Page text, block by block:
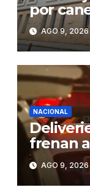
por
AGO 9, 2026
NACIONAL
frenan
mujer
AGO 9, 2026